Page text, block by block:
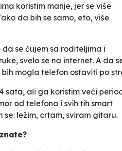
koristim manje, jer se više
da bih se samo, eto, više
da se čujem sa roditeljima i
svelo se na internet. A da
mogla telefon ostaviti po
sata, ali ga koristim veći
od telefona i svih tih smart
ležim, crtam, sviram gitaru.